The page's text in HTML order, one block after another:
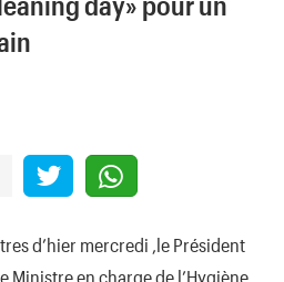
d’hier mercredi ,le Président
Ministre en charge de l’Hygiène